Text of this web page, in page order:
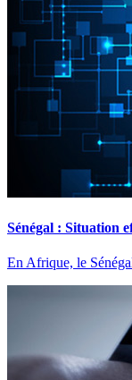
Sénégal : Situation
En Afrique, le